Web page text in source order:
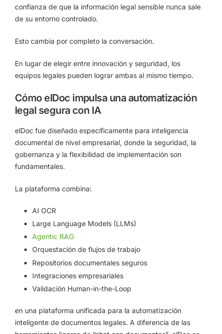
confianza de que la información legal sensible nunca sale
de su entorno controlado.
Esto cambia por completo la conversación.
En lugar de elegir entre innovación y seguridad, los
equipos legales pueden lograr ambas al mismo tiempo.
Cómo elDoc impulsa una automatización
legal segura con IA
elDoc fue diseñado específicamente para inteligencia
documental de nivel empresarial, donde la seguridad, la
gobernanza y la flexibilidad de implementación son
fundamentales.
La plataforma combina:
AI OCR
Large Language Models (LLMs)
Agentic RAG
Orquestación de flujos de trabajo
Repositorios documentales seguros
Integraciones empresariales
Validación Human-in-the-Loop
en una plataforma unificada para la automatización
inteligente de documentos legales. A diferencia de las